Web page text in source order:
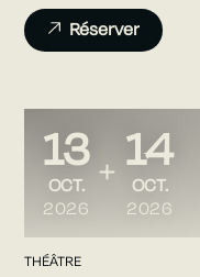
Réserver
DU
13
OCTOBRE
OCT.
2026
AU
14
OCTOBRE
OCT.
2026
THÉÂTRE